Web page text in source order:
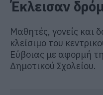
Έκλεισαν
Μαθητές, γονείς και
κλείσιμο του
Εύβοιας με αφορμή
Δημοτικού Σχολείου.